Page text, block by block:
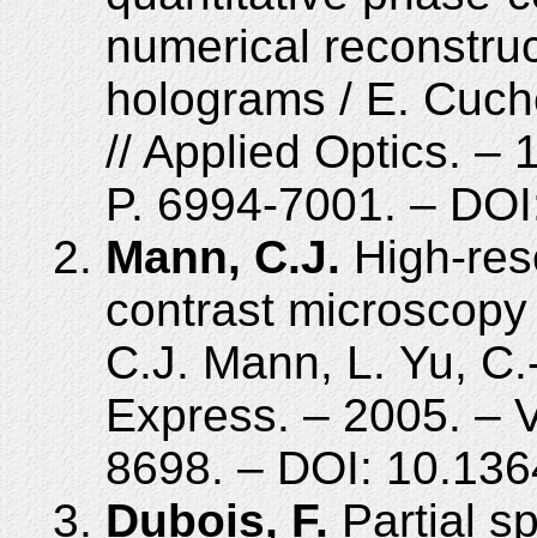
numerical
holograms / E.
// Applied Optics. –
P. 6994-7001. –
Mann, C.J. High-
contrast
C.J. Mann, L. Yu,
Express. – 2005. –
8698. – DOI:
Dubois, F.Partial